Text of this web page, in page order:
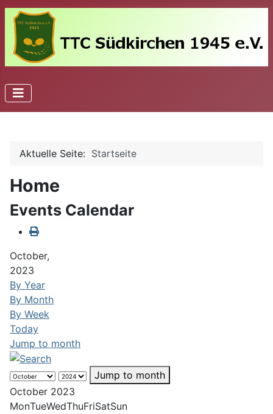
Aktuelle Seite: Startseite
Home
Events Calendar
October,
2023
By Year
By Month
By Week
Today
Jump to month
Jump to month
October 2023
MonTueWedThuFriSatSun